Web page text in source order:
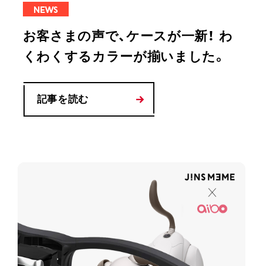
NEWS
お客さまの声で、ケースが一新！ わ
くわくするカラーが揃いました。
記事を読む